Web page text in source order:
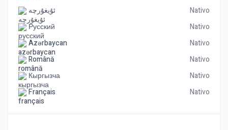
ئۇيغۇرچە
Nativo
Русский
Nativo
Azərbaycan
Nativo
Română
Nativo
Кыргызча
Nativo
Français
Nativo